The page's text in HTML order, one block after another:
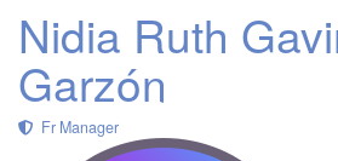
Nidia Ruth
Garzón
Fr Manager